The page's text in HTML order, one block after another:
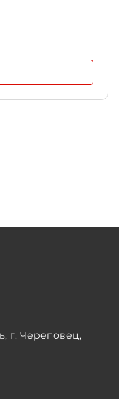
г. Череповец,